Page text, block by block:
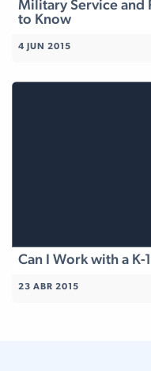
Military Service and
to Know
4 JUN 2015
Can I Work with a K-
23 ABR 2015